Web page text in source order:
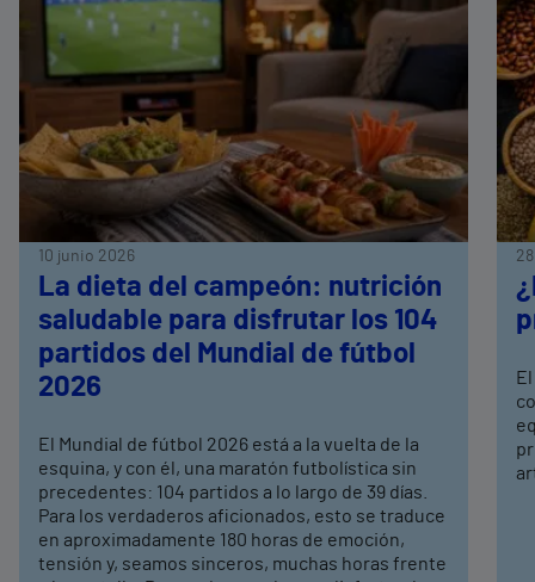
10 junio 2026
La dieta del campeón: nutrición
saludable para disfrutar los 104
partidos del Mundial de fútbol
2026
El Mundial de fútbol 2026 está a la vuelta de la
esquina, y con él, una maratón futbolística sin
precedentes: 104 partidos a lo largo de 39 días.
Para los verdaderos aficionados, esto se traduce
en aproximadamente 180 horas de emoción,
tensión y, seamos sinceros, muchas horas frente